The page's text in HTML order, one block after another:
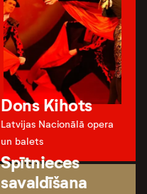
Dons Kihots
Latvijas Nacionālā opera
un balets
Spītnieces
savaldīšana